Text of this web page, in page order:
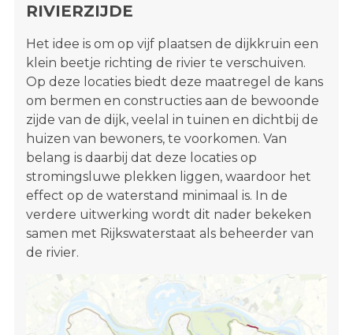
RIVIERZIJDE
Het idee is om op vijf plaatsen de dijkkruin een
klein beetje richting de rivier te verschuiven.
Op deze locaties biedt deze maatregel de kans
om bermen en constructies aan de bewoonde
zijde van de dijk, veelal in tuinen en dichtbij de
huizen van bewoners, te voorkomen. Van
belang is daarbij dat deze locaties op
stromingsluwe plekken liggen, waardoor het
effect op de waterstand minimaal is. In de
verdere uitwerking wordt dit nader bekeken
samen met Rijkswaterstaat als beheerder van
de rivier.